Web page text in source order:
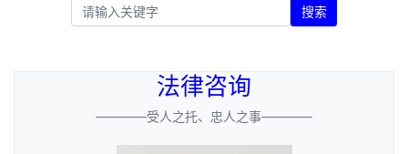
搜索
法律咨询
————受人之托、忠人之事————